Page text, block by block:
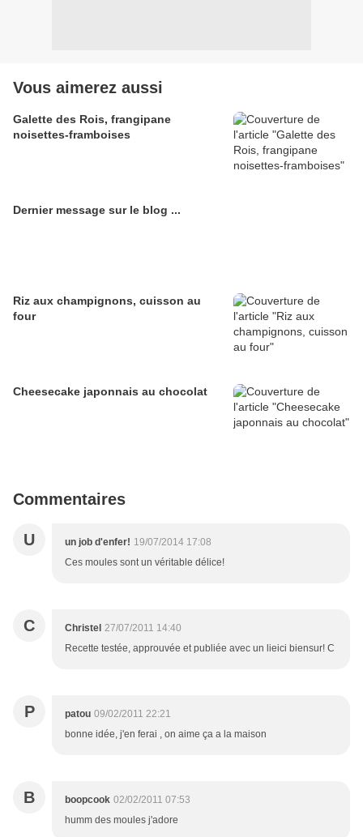
Vous aimerez aussi
Galette des Rois, frangipane
noisettes-framboises
Dernier message sur le blog ...
Riz aux champignons, cuisson au
four
Cheesecake japonnais au chocolat
Commentaires
U un job d'enfer! 19/07/2014 17:08
Ces moules sont un véritable délice!
C Christel 27/07/2011 14:40
Recette testée, approuvée et publiée avec un lieici biensur! C
P patou 09/02/2011 22:21
bonne idée, j'en ferai , on aime ça a la maison
B boopcook 02/02/2011 07:53
humm des moules j'adore